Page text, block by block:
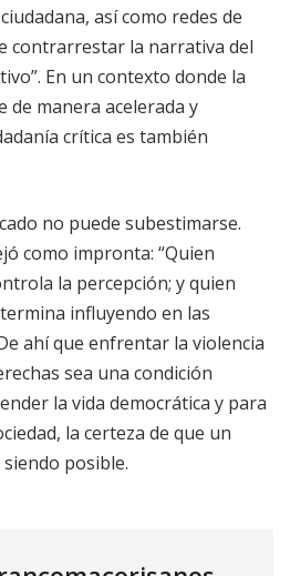
así como redes de
contrarrestar la narrativa del
En un contexto donde la
de manera acelerada y
crítica es también
no puede subestimarse.
como impronta: “Quien
la percepción; y quien
influyendo en las
ahí que enfrentar la violencia
sea una condición
la vida democrática y para
la certeza de que un
posible.